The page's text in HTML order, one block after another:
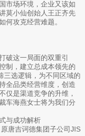
市场环境，企业又该如
莫小仙创始人王正齐先
何攻克经营难题。
破这一局面的双重引
制，建立总成本领先的
三选逻辑，为不同区域的
全品类经营维度，创造
仅是渠道竞争的升维，
车海燕女士将为我们分
与成功解析
唐吉诃德集团子公司JIS